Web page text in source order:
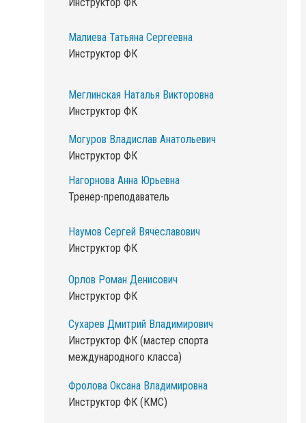
Малиева Татьяна Сергеевна
Инструктор ФК
Меглинская Наталья Викторовна
Инструктор ФК
Могуров Владислав Анатольевич
Инструктор ФК
Нагорнова Анна Юрьевна
Тренер-преподаватель
Наумов Сергей Вячеславович
Инструктор ФК
Орлов Роман Денисович
Инструктор ФК
Сухарев Дмитрий Владимирович
Инструктор ФК (мастер спорта
международного класса)
Фролова Оксана Владимировна
Инструктор ФК (КМС)